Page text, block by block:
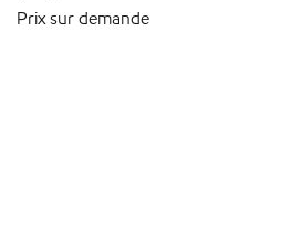
Prix sur demande